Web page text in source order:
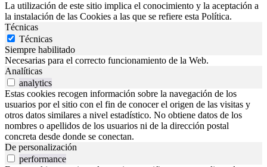
La utilización de este sitio implica el conocimiento y la aceptación a
la instalación de las Cookies a las que se refiere esta Política.
Técnicas
Técnicas
Siempre habilitado
Necesarias para el correcto funcionamiento de la Web.
Analíticas
analytics
Estas cookies recogen información sobre la navegación de los
usuarios por el sitio con el fin de conocer el origen de las visitas y
otros datos similares a nivel estadístico. No obtiene datos de los
nombres o apellidos de los usuarios ni de la dirección postal
concreta desde donde se conectan.
De personalización
performance